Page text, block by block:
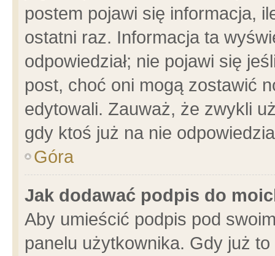
postem pojawi się informacja,
ostatni raz. Informacja ta
odpowiedział; nie pojawi się
post, choć oni mogą zostawić
edytowali. Zauważ, że zwykli
gdy ktoś już na nie
Góra
Jak dodawać podpis do
Aby umieścić podpis pod
panelu użytkownika. Gdy już